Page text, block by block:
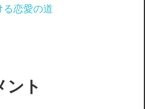
恋愛の道
ント